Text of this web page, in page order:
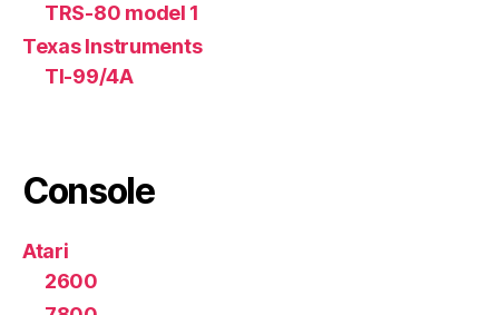
TRS-80 model 1
Texas Instruments
TI-99/4A
Console
Atari
2600